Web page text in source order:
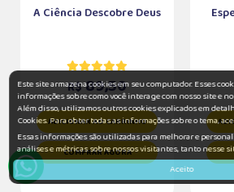
A Ciência Descobre Deus
R$89,50
ADICIONAR AO CARRINHO
COMPRAR AGORA
Este site armazena cookies em seu computador. Esses
informações sobre como você interage com nosso site e
Além disso, utilizamos outros cookies explicados em
Cookies. Para obter todas as informações sobre o tema,
Essas informações são utilizadas para melhorar e
análises e métricas sobre nossos visitantes, tanto nesse
Aceito